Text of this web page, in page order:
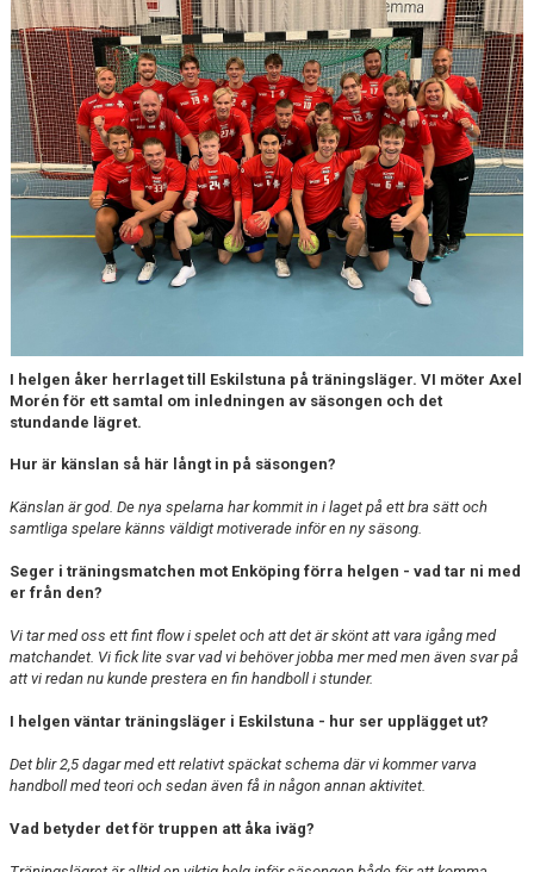
PARTNERS
KALENDER
KONTAKT
I helgen åker herrlaget till Eskilstuna på träningsläger. VI möter Axel
Morén för ett samtal om inledningen av säsongen och det
stundande lägret.
Hur är känslan så här långt in på säsongen?
Känslan är god. De nya spelarna har kommit in i laget på ett bra sätt och
samtliga spelare känns väldigt motiverade inför en ny säsong.
Seger i träningsmatchen mot Enköping förra helgen - vad tar ni med
er från den?
Vi tar med oss ett fint flow i spelet och att det är skönt att vara igång med
matchandet. Vi fick lite svar vad vi behöver jobba mer med men även svar på
att vi redan nu kunde prestera en fin handboll i stunder.
I helgen väntar träningsläger i Eskilstuna - hur ser upplägget ut?
Det blir 2,5 dagar med ett relativt späckat schema där vi kommer varva
handboll med teori och sedan även få in någon annan aktivitet.
Vad betyder det för truppen att åka iväg?